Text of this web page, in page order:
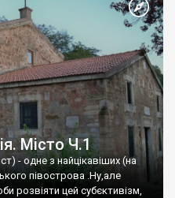
Місто Ч.1
- одне з найцікавіших (на
півострова .Ну,але
розвіяти цей субєктивізм,